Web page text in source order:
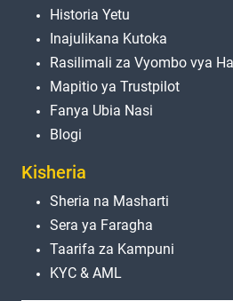
Historia Yetu
Inajulikana Kutoka
Rasilimali za Vyombo vya
Mapitio ya Trustpilot
Fanya Ubia Nasi
Blogi
Kisheria
Sheria na Masharti
Sera ya Faragha
Taarifa za Kampuni
KYC & AML